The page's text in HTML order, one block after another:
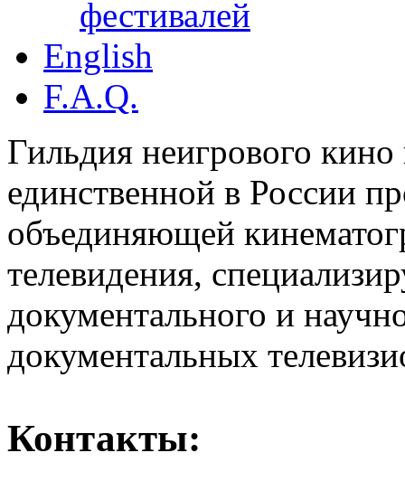
фестивалей
English
F.A.Q.
Гильдия неигрового кино
единственной в России
объединяющей
телевидения,
документального и
документальных
Контакты: